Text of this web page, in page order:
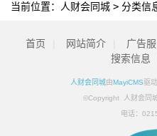
当前位置： 人财会同城 > 分类信
首页 网站简介 广告
搜索信息
人财会同城由MayiCMS驱
©Copyright 人财会同
电话：